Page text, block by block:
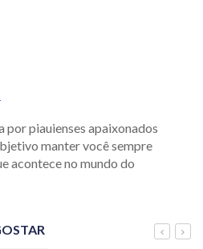
por piauienses apaixonados
manter você sempre
acontece no mundo do